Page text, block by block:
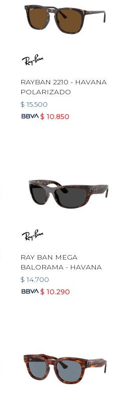
RAYBAN 2210 - HAVANA
POLARIZADO
$ 15.500
$ 10.850
RAY BAN MEGA
BALORAMA - HAVANA
$ 14.700
$ 10.290